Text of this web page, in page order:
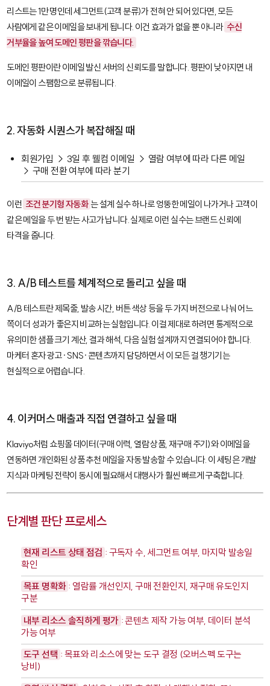
리스트는 1만 명인데 세그먼트(고객 분류)가 전혀 안 되어 있다면, 모든
사람에게 같은 이메일을 보내게 됩니다. 이건 효과가 없을 뿐 아니라 수신
거부율을 높여 도메인 평판을 깎습니다.
도메인 평판이란 이메일 발신 서버의 신뢰도를 말합니다. 평판이 낮아지면 내
이메일이 스팸함으로 분류됩니다.
2. 자동화 시퀀스가 복잡해질 때
회원가입 → 3일 후 웰컴 이메일 → 열람 여부에 따라 다른 메일
→ 구매 전환 여부에 따라 분기
이런 조건 분기형 자동화 는 설계 실수 하나로 엉뚱한 메일이 나가거나 고객이
같은 메일을 두 번 받는 사고가 납니다. 실제로 이런 실수는 브랜드 신뢰에
타격을 줍니다.
3. A/B 테스트를 체계적으로 돌리고 싶을 때
A/B 테스트란 제목줄, 발송 시간, 버튼 색상 등을 두 가지 버전으로 나눠 어느
쪽이 더 성과가 좋은지 비교하는 실험입니다. 이걸 제대로 하려면 통계적으로
유의미한 샘플 크기 계산, 결과 해석, 다음 실험 설계까지 연결되어야 합니다.
마케터 혼자 광고·SNS·콘텐츠까지 담당하면서 이 모든 걸 챙기기는
현실적으로 어렵습니다.
4. 이커머스 매출과 직접 연결하고 싶을 때
Klaviyo처럼 쇼핑몰 데이터(구매 이력, 열람 상품, 재구매 주기)와 이메일을
연동하면 개인화된 상품 추천 메일을 자동 발송할 수 있습니다. 이 세팅은 개발
지식과 마케팅 전략이 동시에 필요해서 대행사가 훨씬 빠르게 구축합니다.
단계별 판단 프로세스
현재 리스트 상태 점검 : 구독자 수, 세그먼트 여부, 마지막 발송일
확인
목표 명확화 : 열람률 개선인지, 구매 전환인지, 재구매 유도인지
구분
내부 리소스 솔직하게 평가 : 콘텐츠 제작 가능 여부, 데이터 분석
가능 여부
도구 선택 : 목표와 리소스에 맞는 도구 결정 (오버스펙 도구는
낭비)